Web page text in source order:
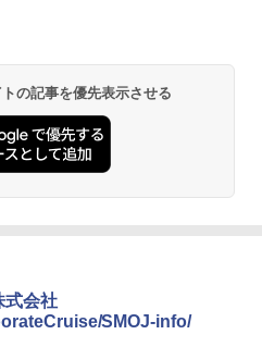
ーアル 急速冷凍 空間倍増 衛生的
保冷力長持ち
～10m 安全ロック搭載 携帯収納袋
マ・イノシシ対策 自治体・教育機
の記事を優先表示させる
式会社
SMOJ-info/